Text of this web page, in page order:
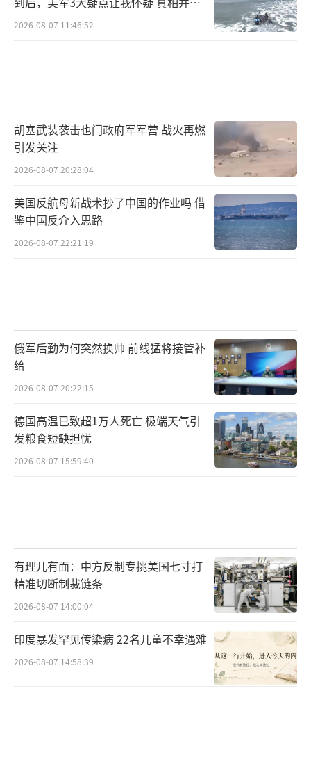
用矿产资源换情报让步——战场硝烟背后的大国
交易浮出水面。苏梅攻势实为一箭三雕：解库
转向。欧盟的摇摆印证了俄罗斯的战略预判。
尽管高调冻结俄资产，欧盟2024年进口俄能源
却超230亿美元，远超对乌援助。匈牙利、斯洛
伐克公开反对能源制裁，利益天平早已倾斜。
苏梅战场的硝烟昭示着冲突进入新阶段：
俄军正以战场优势兑换谈判筹码，西方用乌克
着“为谁而战”的普通灵魂。大国博弈从无道
义可言，只有冰冷的利益算计。乌克兰的土地
或许不会在版图上直接标注为“俄罗斯”，但
实际控制权的转移已在炮火中悄然完成。
编辑：卢其龙 CM0882）
如此
2026-08-07 11:46:52
胡塞武装袭击也门政府军军营 战火再燃
引发关注
2026-08-07 20:28:04
美国反航母新战术抄了中国的作业吗 借
鉴中国反介入思路
2026-08-07 22:21:19
俄军后勤为何突然换帅 前线猛将接管补
给
2026-08-07 20:22:15
德国高温已致超1万人死亡 极端天气引
发粮食短缺担忧
2026-08-07 15:59:40
有理儿有面：中方反制专挑美国七寸打
精准切断制裁链条
2026-08-07 14:00:04
印度暴发罕见传染病 22名儿童不幸遇难
2026-08-07 14:58:39